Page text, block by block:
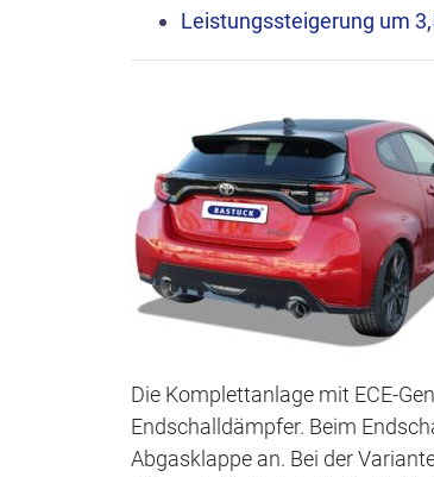
Leistungssteigerung um
Die Komplettanlage mit ECE-
Endschalldämpfer. Beim
Abgasklappe an. Bei der